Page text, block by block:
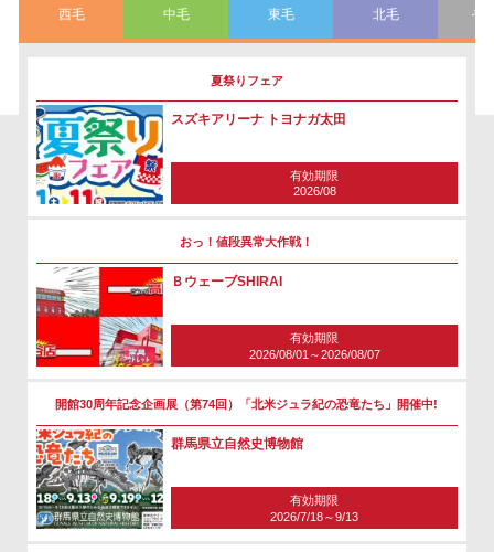
西毛 中毛 東毛 北毛 そ
夏祭りフェア
スズキアリーナ トヨナガ太田
有効期限
2026/08
おっ！値段異常大作戦！
ＢウェーブSHIRAI
有効期限
2026/08/01～2026/08/07
開館30周年記念企画展（第74回）「北米ジュラ紀の恐竜たち」開催中!
群馬県立自然史博物館
有効期限
2026/7/18～9/13